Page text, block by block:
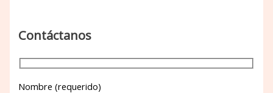
Contáctanos
Nombre (requerido)